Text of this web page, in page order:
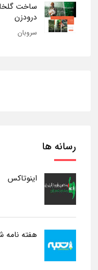
ساخت
درودزن
سروبان
رسانه ها
اینوتاکس
هفته نامه